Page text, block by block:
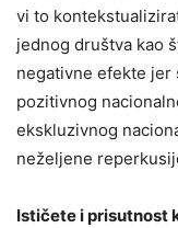
vi to
jednog društva kao
negativne efekte jer
pozitivnog
ekskluzivnog
neželjene
Ističete i prisutnost